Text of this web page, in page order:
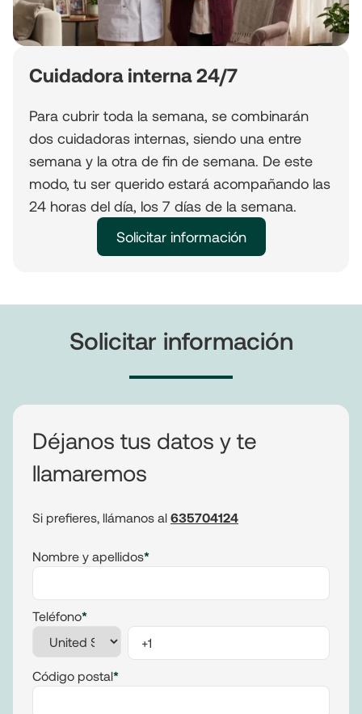
Cuidadora interna 24/7
Para cubrir toda la semana, se combinarán
dos cuidadoras internas, siendo una entre
semana y la otra de fin de semana. De este
modo, tu ser querido estará acompañando las
24 horas del día, los 7 días de la semana.
Solicitar información
Solicitar información
Déjanos tus datos y te
llamaremos
Si prefieres, llámanos al 635704124
Nombre y apellidos*
Teléfono*
Código postal*